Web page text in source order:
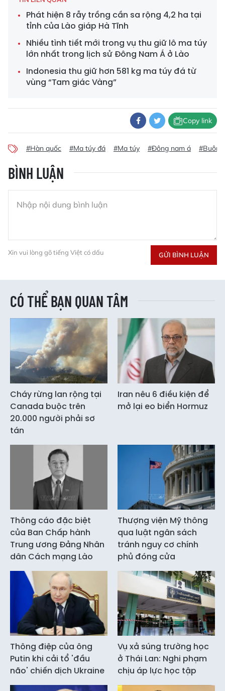
Phát hiện 8 rẫy trồng cần sa rộng 4,2 ha tại
tỉnh của Lào giáp Hà Tĩnh
Nhiều tình tiết mới trong vụ thu giữ lô ma túy
lớn nhất trong lịch sử Đông Nam Á ở Lào
Indonesia thu giữ hơn 581 kg ma túy đá từ
vùng “Tam giác Vàng”
Copy link
#Hàn quốc #Ma túy đá #Ma túy #Đông nam á #Buôn
BÌNH LUẬN
Xin vui lòng gõ tiếng Việt có dấu GỬI BÌNH LUẬN
CÓ THỂ BẠN QUAN TÂM
Cháy rừng lan rộng tại
Canada buộc trên
20.000 người phải sơ
tán
Iran nêu 6 điều kiện để
mở lại eo biển Hormuz
Thông cáo đặc biệt
của Ban Chấp hành
Trung ương Đảng Nhân
dân Cách mạng Lào
Thượng viện Mỹ thông
qua luật ngân sách
tránh nguy cơ chính
phủ đóng cửa
Thông điệp của ông
Putin khi cải tổ 'đầu
não' chiến dịch Ukraine
Vụ xả súng trường học
ở Thái Lan: Nghi phạm
chịu áp lực học tập